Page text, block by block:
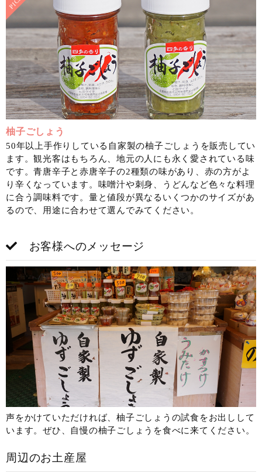
柚子ごしょう
50年以上手作りしている自家製の柚子ごしょうを販売してい
ます。観光客はもちろん、地元の人にも永く愛されている味
です。青唐辛子と赤唐辛子の2種類の味があり、赤の方がよ
り辛くなっています。味噌汁や刺身、うどんなど色々な料理
に合う調味料です。量と値段が異なるいくつかのサイズがあ
るので、用途に合わせて選んでみてください。
お客様へのメッセージ
声をかけていただければ、柚子ごしょうの試食をお出しして
います。ぜひ、自慢の柚子ごしょうを食べに来てください。
周辺のお土産屋